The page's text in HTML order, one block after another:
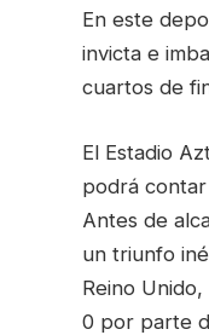
En este
invicta e
cuartos de
El Estadio
podrá
Antes de
un triunfo
Reino
0 por parte